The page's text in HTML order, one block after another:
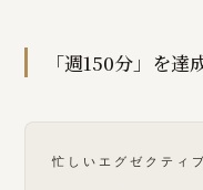
「週150分」を
忙しいエグゼクティ